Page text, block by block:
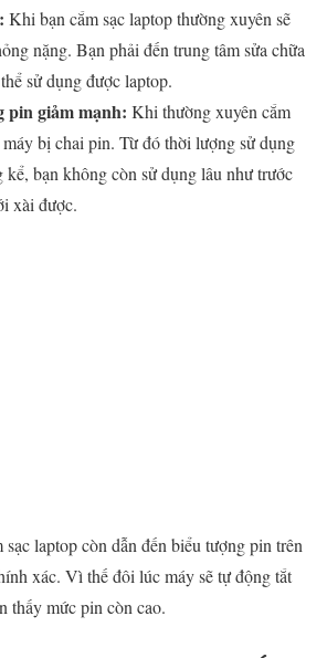
Khi bạn cắm sạc laptop thường xuyên sẽ
nặng. Bạn phải đến trung tâm sửa chữa
sử dụng được laptop.
pin giảm mạnh: Khi thường xuyên cắm
bị chai pin. Từ đó thời lượng sử dụng
kể, bạn không còn sử dụng lâu như trước
xài được.
laptop còn dẫn đến biểu tượng pin trên
xác. Vì thế đôi lúc máy sẽ tự động tắt
thấy mức pin còn cao.